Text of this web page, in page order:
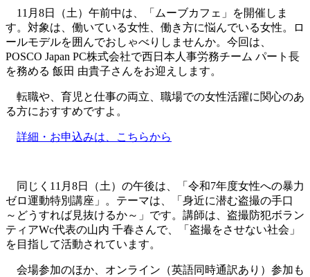
11月8日（土）午前中は、「ムーブカフェ」を開催しま
す。対象は、働いている女性、働き方に悩んでいる女性。ロ
ールモデルを囲んでおしゃべりしませんか。今回は、
POSCO Japan PC株式会社で西日本人事労務チーム パート長
を務める 飯田 由貴子さんをお迎えします。
転職や、育児と仕事の両立、職場での女性活躍に関心のあ
る方におすすめですよ。
詳細・お申込みは、こちらから
同じく11月8日（土）の午後は、「令和7年度女性への暴力
ゼロ運動特別講座」。テーマは、「身近に潜む盗撮の手口
～どうすれば見抜けるか～」です。講師は、盗撮防犯ボラン
ティアWc代表の山内 千春さんで、「盗撮をさせない社会」
を目指して活動されています。
会場参加のほか、オンライン（英語同時通訳あり）参加も